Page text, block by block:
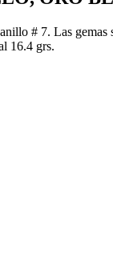
# 7. Las
16.4 grs.